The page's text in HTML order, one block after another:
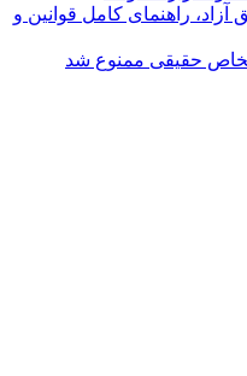
راهنمای کامل قوانین و
حقیقی ممنوع شد